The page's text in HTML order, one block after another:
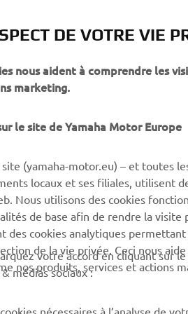
e-brochures
Yamaha
BUSINESS
Systèmes pour
électriques (VAE)
Terrains de golf
Premiers
Robotics
DE VOTRE VIE
nous aident à comprendre les
marketing.
le site de Yamaha Motor Europe
(yamaha-motor.eu) – et toutes
locaux et ses filiales, utilisent
Nous utilisons des cookies
de base afin de rendre la visite
des cookies analytiques
de la vie privée. Ceci nous
nos produits, services et actions
votre accord en cliquant sur
médias sociaux :
nécessaires à l’analyse de